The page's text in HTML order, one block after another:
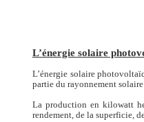
L’énergie solaire
L’énergie solaire
partie du rayonnement
La production en kilowatt
rendement, de la superficie,